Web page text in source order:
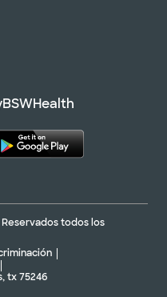
todos los
tx 75246